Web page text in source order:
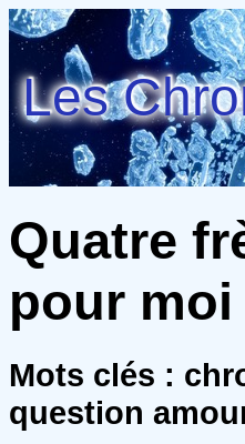
Les
Quatre
pour moi
Mots clés :
question